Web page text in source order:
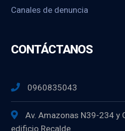
Canales de denuncia
CONTÁCTANOS
0960835043
Av. Amazonas N39-234 y
edificio Recalde